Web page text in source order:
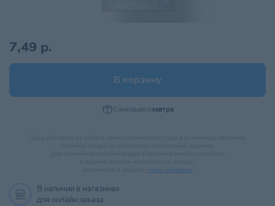
7,49 р.
В корзину
Самовывоззавтра
Наши магазины.
В наличии в магазинах
для онлайн заказа